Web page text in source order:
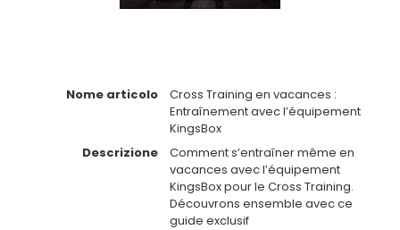
Nome articolo
Cross Training en vacances :
Entraînement avec l’équipement
KingsBox
Descrizione
Comment s’entraîner même en
vacances avec l’équipement
KingsBox pour le Cross Training.
Découvrons ensemble avec ce
guide exclusif